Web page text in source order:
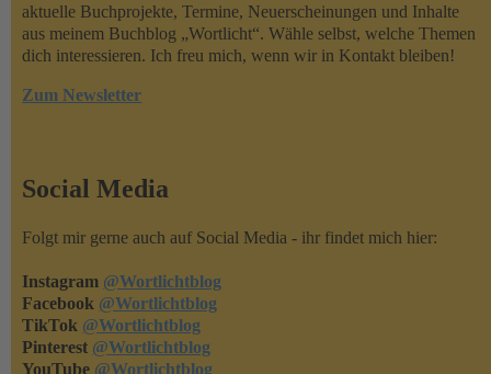
aktuelle Buchprojekte, Termine, Neuerscheinungen und Inhalte
aus meinem Buchblog „Wortlicht“. Wähle selbst, welche Themen
dich interessieren. Ich freu mich, wenn wir in Kontakt bleiben!
Zum Newsletter
Social Media
Folgt mir gerne auch auf Social Media - ihr findet mich hier:
Instagram @Wortlichtblog
Facebook @Wortlichtblog
TikTok @Wortlichtblog
Pinterest @Wortlichtblog
YouTube @Wortlichtblog